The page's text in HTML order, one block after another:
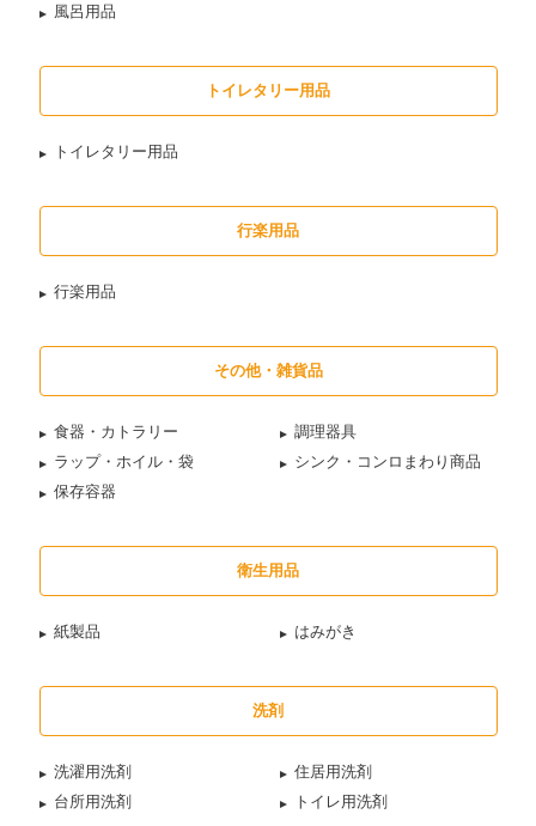
風呂用品
トイレタリー用品
トイレタリー用品
行楽用品
行楽用品
その他・雑貨品
食器・カトラリー
調理器具
ラップ・ホイル・袋
シンク・コンロまわり商品
保存容器
衛生用品
紙製品 はみがき
洗剤
洗濯用洗剤
住居用洗剤
台所用洗剤
トイレ用洗剤